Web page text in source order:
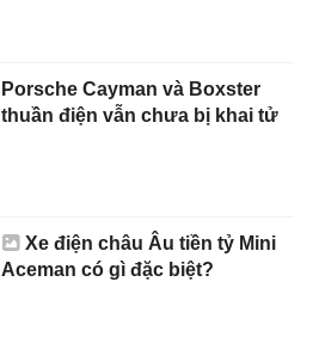
Porsche Cayman và Boxster
thuần điện vẫn chưa bị khai tử
Xe điện châu Âu tiền tỷ Mini
Aceman có gì đặc biệt?